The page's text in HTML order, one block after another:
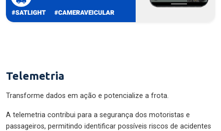
Telemetria
Transforme dados em ação e potencialize a frota.
A telemetria contribui para a segurança dos motoristas e
passageiros, permitindo identificar possíveis riscos de acidentes